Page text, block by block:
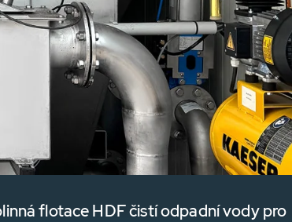
flotace HDF čistí odpadní vody pro